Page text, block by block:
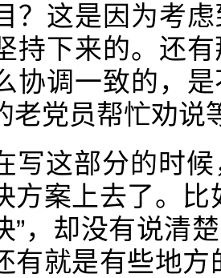
？这是因为考
持下来的。还
协调一致的，
老党员帮忙劝说
写这部分的时
方案上去了。比
”，却没有说清
有就是有些地